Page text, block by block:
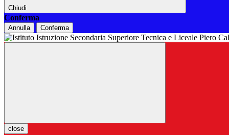
Chiudi
Conferma
Annulla Conferma
close